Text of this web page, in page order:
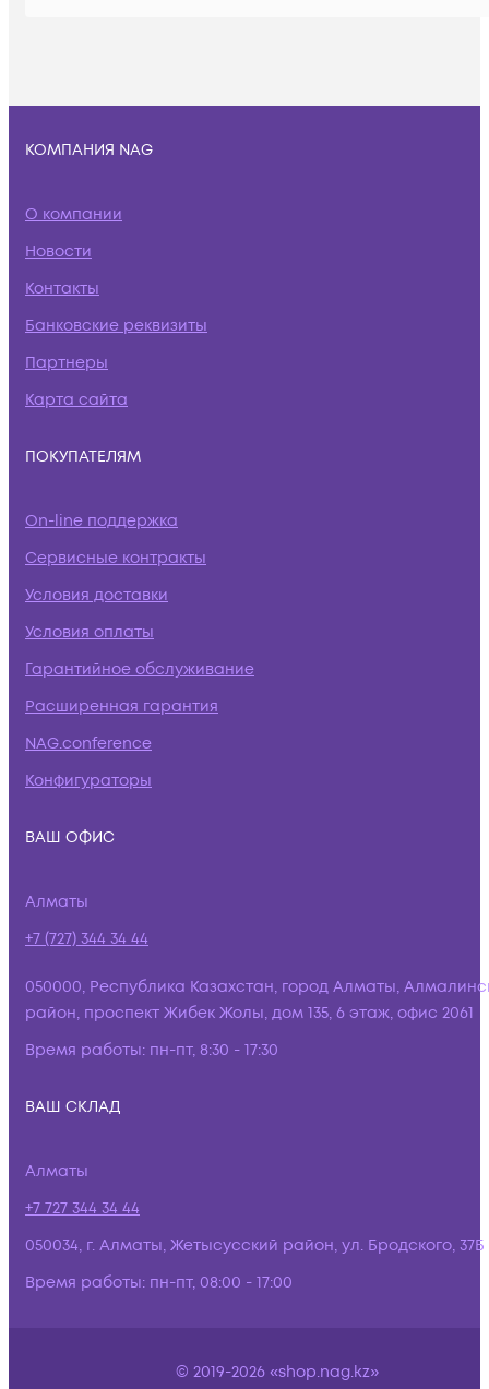
КОМПАНИЯ NAG
О компании
Новости
Контакты
Банковские реквизиты
Партнеры
Карта сайта
ПОКУПАТЕЛЯМ
On-line поддержка
Сервисные контракты
Условия доставки
Условия оплаты
Гарантийное обслуживание
Расширенная гарантия
NAG.conference
Конфигураторы
ВАШ ОФИС
Алматы
+7 (727) 344 34 44
050000, Республика Казахстан, город Алматы,
район, проспект Жибек Жолы, дом 135, 6 этаж, офис 2061
Время работы: пн-пт, 8:30 - 17:30
ВАШ СКЛАД
Алматы
+7 727 344 34 44
050034, г. Алматы, Жетысусский район, ул. Бродского, 37Б
Время работы: пн-пт, 08:00 - 17:00
© 2019-2026 «shop.nag.kz»